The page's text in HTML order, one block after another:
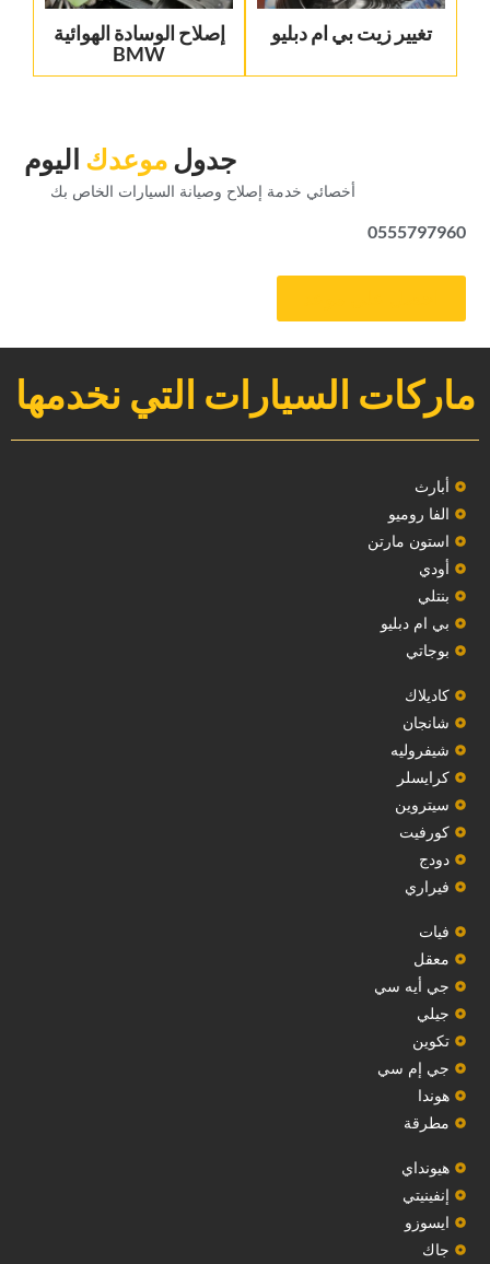
تغيير زيت بي ام دبليو
‏إصلاح الوسادة الهوائية
BMW‏
‏جدول‏‏موعدك‏ ‏اليوم‏
‏أخصائي خدمة إصلاح وصيانة السيارات الخاص بك‏
0555797960
ماركات السيارات التي نخدمها
‏أبارث‏
الفا روميو
استون مارتن
أودي
بنتلي
بي ام دبليو
بوجاتي
كاديلاك
‏شانجان‏
شيفروليه
‏كرايسلر‏
سيتروين
‏كورفيت‏
دودج
فيراري
فيات
معقل
‏جي أيه سي‏
جيلي
‏تكوين‏
جي إم سي
هوندا
مطرقة
هيونداي
إنفينيتي
‏ايسوزو‏
‏جاك‏